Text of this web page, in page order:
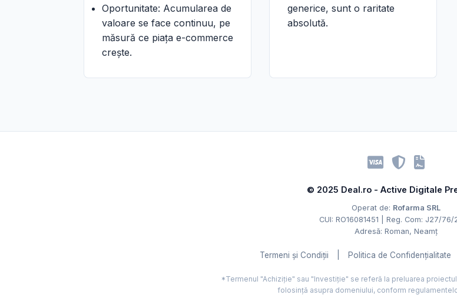
Oportunitate: Acumularea de
valoare se face continuu, pe
măsură ce piața e-commerce
crește.
generice, sunt o raritate
absolută.
© 2025 Deal.ro - Active Digitale
Operat de: Rofarma SRL
CUI: RO16081451 | Reg. Com: J27/76/
Adresă: Roman, Neamț
Termeni și Condiții Politica de Confidențialitate
*Termenul "Achiziție" sau "Investiție" se referă la preluarea
folosință asupra domeniului, conform